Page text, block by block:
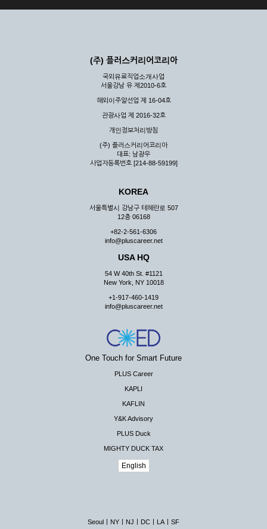
(주) 플러스커리어코리아
국외유료직업소개사업
서울강남 유 제2010-6호
해외이주알선업 제 16-04호
관광사업 제 2016-32호
개인정보처리방침
(주) 플러스커리어코리아
대표: 남광우
사업자등록번호 [214-88-59199]
KOREA
서울특별시 강남구 테헤란로 507
12층 06168
+82-2-561-6306
info@pluscareer.net
USA HQ
54 W 40th St. #1121
New York, NY 10018
+1-917-460-1419
info@pluscareer.net
One Touch for Smart Future
PLUS Career
KAPLI
KAFLIN
Y&K Advisory
PLUS Duck
MIGHTY DUCK TAX
English
Seoul NY NJ DC LA SF